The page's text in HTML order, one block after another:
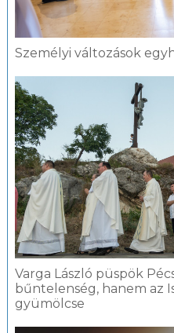
Személyi változások
Varga László püspök
bűntelenség, hanem az
gyümölcse